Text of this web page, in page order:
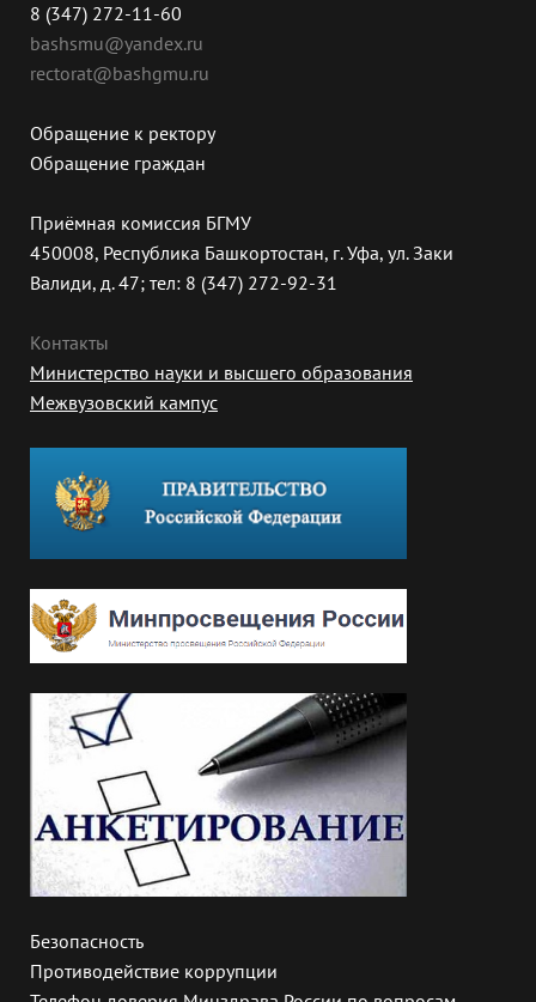
8 (347) 272-11-60
bashsmu@yandex.ru
rectorat@bashgmu.ru
Обращение к ректору
Обращение граждан
Приёмная комиссия БГМУ
450008, Республика Башкортостан, г. Уфа, ул. Заки
Валиди, д. 47; тел: 8 (347) 272-92-31
Контакты
Министерство науки и высшего образования
Межвузовский кампус
Безопасность
Противодействие коррупции